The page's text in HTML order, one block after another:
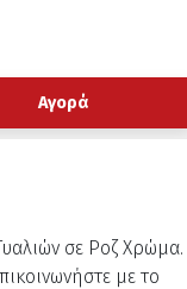
Αγορά
σε Ροζ Χρώμα.
με το